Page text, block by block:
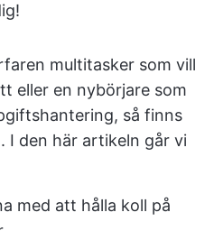
multitasker som vill
eller en nybörjare som
så finns
I den här artikeln går vi
med att hålla koll på